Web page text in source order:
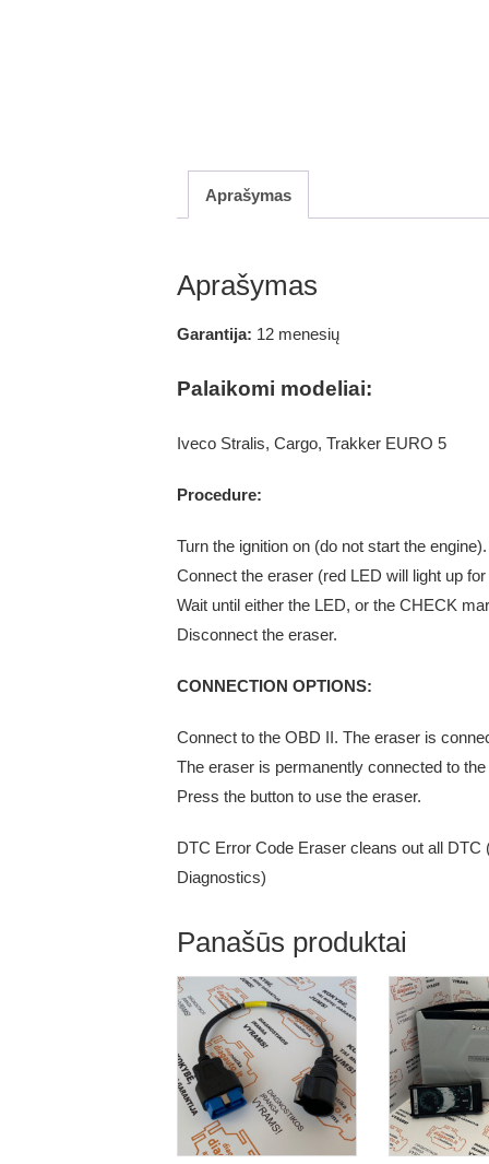
Aprašymas
Aprašymas
Garantija: 12 menesių
Palaikomi modeliai:
Iveco Stralis, Cargo, Trakker EURO 5
Procedure:
Turn the ignition on (do not start the engine).
Connect the eraser (red LED will light up
Wait until either the LED, or the CHECK
Disconnect the eraser.
CONNECTION OPTIONS:
Connect to the OBD II. The eraser is
The eraser is permanently connected to
Press the button to use the eraser.
DTC Error Code Eraser cleans out all
Diagnostics)
Panašūs produktai